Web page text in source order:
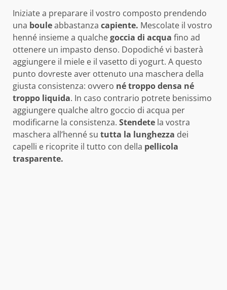
Iniziate a preparare il vostro composto prendendo
una bouleabbastanza capiente. Mescolate il vostro
henné insieme a qualchegoccia di acqua fino ad
ottenere un impasto denso. Dopodiché vi basterà
aggiungere il miele e il vasetto di yogurt. A questo
punto dovreste aver ottenuto una maschera della
giusta consistenza: ovvero né troppo densa né
troppo liquida. In caso contrario potrete benissimo
aggiungere qualche altro goccio di acqua per
modificarne la consistenza. Stendete la vostra
maschera all’henné su tutta la lunghezza dei
capelli e ricoprite il tutto con della pellicola
trasparente.